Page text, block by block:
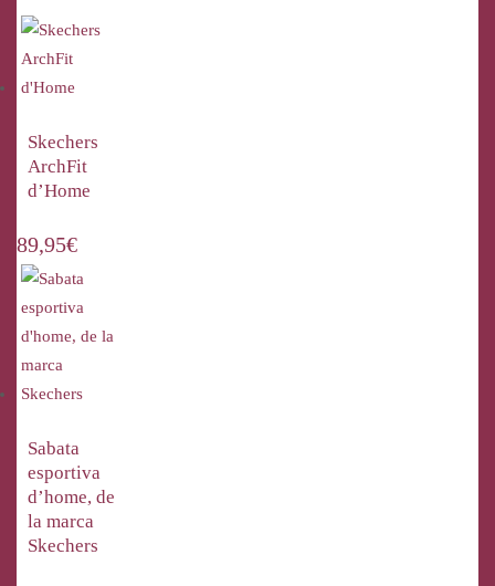
Skechers
ArchFit
d’Home
89,95€
Sabata
esportiva
d’home, de
la marca
Skechers